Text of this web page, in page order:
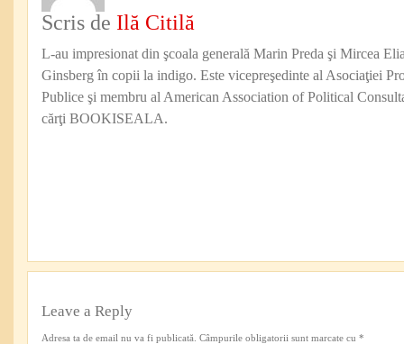
Scris de Ilă Citilă
L-au impresionat din şcoala generală Marin Preda şi Mircea
Ginsberg în copii la indigo. Este vicepreşedinte al Asociaţiei
Publice şi membru al American Association of Political
cărţi BOOKISEALA.
Leave a Reply
Adresa ta de email nu va fi publicată. Câmpurile obligatorii sunt marcate cu *